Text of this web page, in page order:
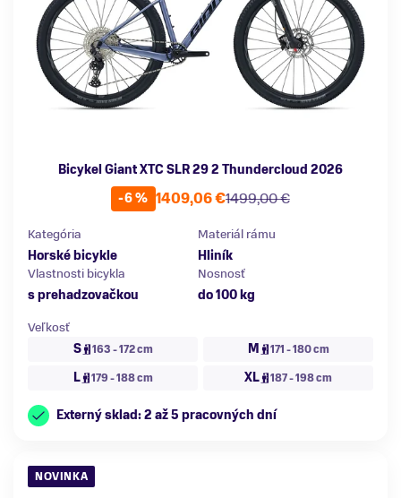
Bicykel Giant XTC SLR 29 2 Thundercloud 2026
-6 %
1499,00 €
1409,06 €
Kategória
Horské bicykle
Materiál rámu
Hliník
Vlastnosti bicykla
s prehadzovačkou
Nosnosť
do 100 kg
Veľkosť
S
163 - 172 cm M 171 - 180 cm
L 179 - 188 cm XL 187 - 198 cm
Externý sklad: 2 až 5 pracovných dní
NOVINKA